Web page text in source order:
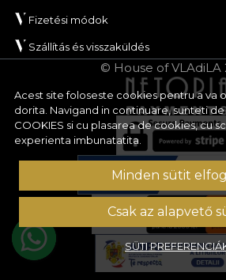
Acest site foloseste cookies pentru a va
dorita. Navigand in continuare, sunteti
COOKIES si cu plasarea de cookies, cu
experienta imbunatatita.
Minden sütit
Csak az alapvető
SÜTI
Fizetési módok
Szállítás és visszaküldés
© House of VLAdiLA